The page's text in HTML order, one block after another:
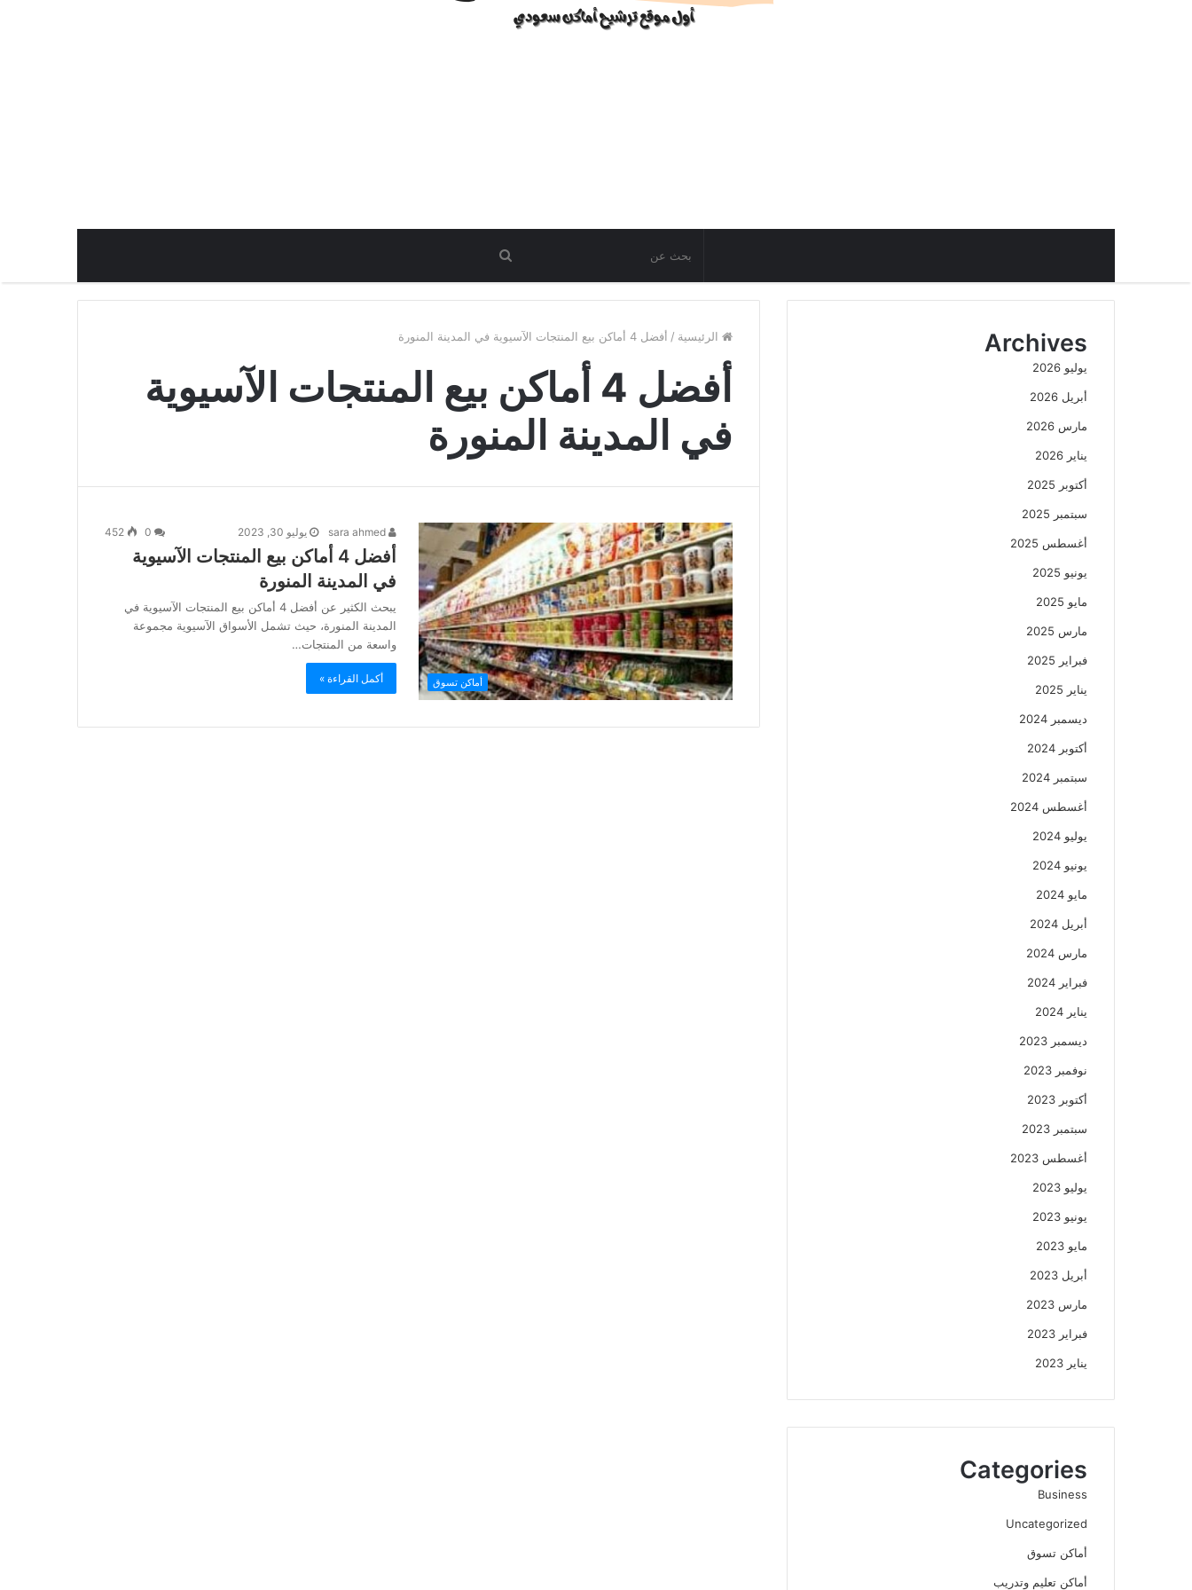
الرئيسية / أفضل 4 أماكن بيع المنتجات الآسيوية في المدينة المنورة
أفضل 4 أماكن بيع المنتجات الآسيوية
في المدينة المنورة
أماكن تسوق
يوليو 30, 2023 452
أفضل 4 أماكن بيع المنتجات الآسيوية
في المدينة المنورة
يبحث الكثير عن أفضل 4 أماكن بيع المنتجات الآسيوية في
المدينة المنورة، حيث تشمل الأسواق الآسيوية مجموعة
واسعة من المنتجات…
أكمل القراءة »
Archives
يوليو 2026
أبريل 2026
مارس 2026
يناير 2026
أكتوبر 2025
سبتمبر 2025
أغسطس 2025
يونيو 2025
مايو 2025
مارس 2025
فبراير 2025
يناير 2025
ديسمبر 2024
أكتوبر 2024
سبتمبر 2024
أغسطس 2024
يوليو 2024
يونيو 2024
مايو 2024
أبريل 2024
مارس 2024
فبراير 2024
يناير 2024
ديسمبر 2023
نوفمبر 2023
أكتوبر 2023
سبتمبر 2023
أغسطس 2023
يوليو 2023
يونيو 2023
مايو 2023
أبريل 2023
مارس 2023
فبراير 2023
يناير 2023
Categories
Business
Uncategorized
أماكن تسوق
أماكن تعليم وتدريب